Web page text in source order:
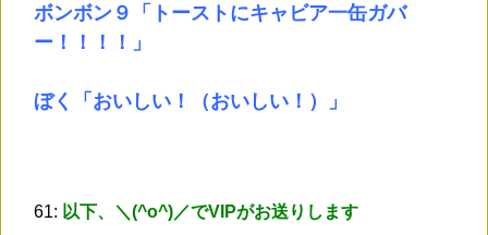
ボンボン９「トーストにキャビア一缶ガバ
ー！！！！」
ぼく「おいしい！（おいしい！）」
61: 以下、＼(^o^)／でVIPがお送りします